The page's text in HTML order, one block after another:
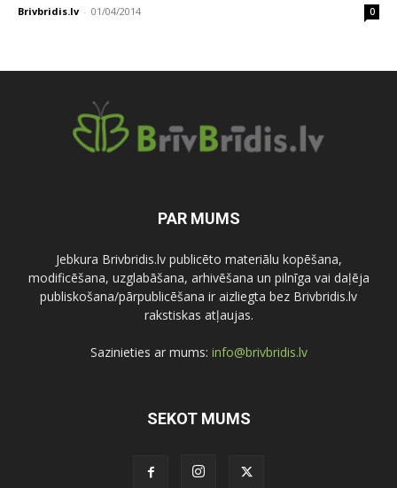
Brivbridis.lv - 01/04/2014 0
PAR MUMS
Jebkura Brivbridis.lv publicēto materiālu kopēšana,
modificēšana, uzglabāšana, arhivēšana un pilnīga vai daļēja
publiskošana/pārpublicēšana ir aizliegta bez Brivbridis.lv
rakstiskas atļaujas.
Sazinieties ar mums: info@brivbridis.lv
SEKOT MUMS